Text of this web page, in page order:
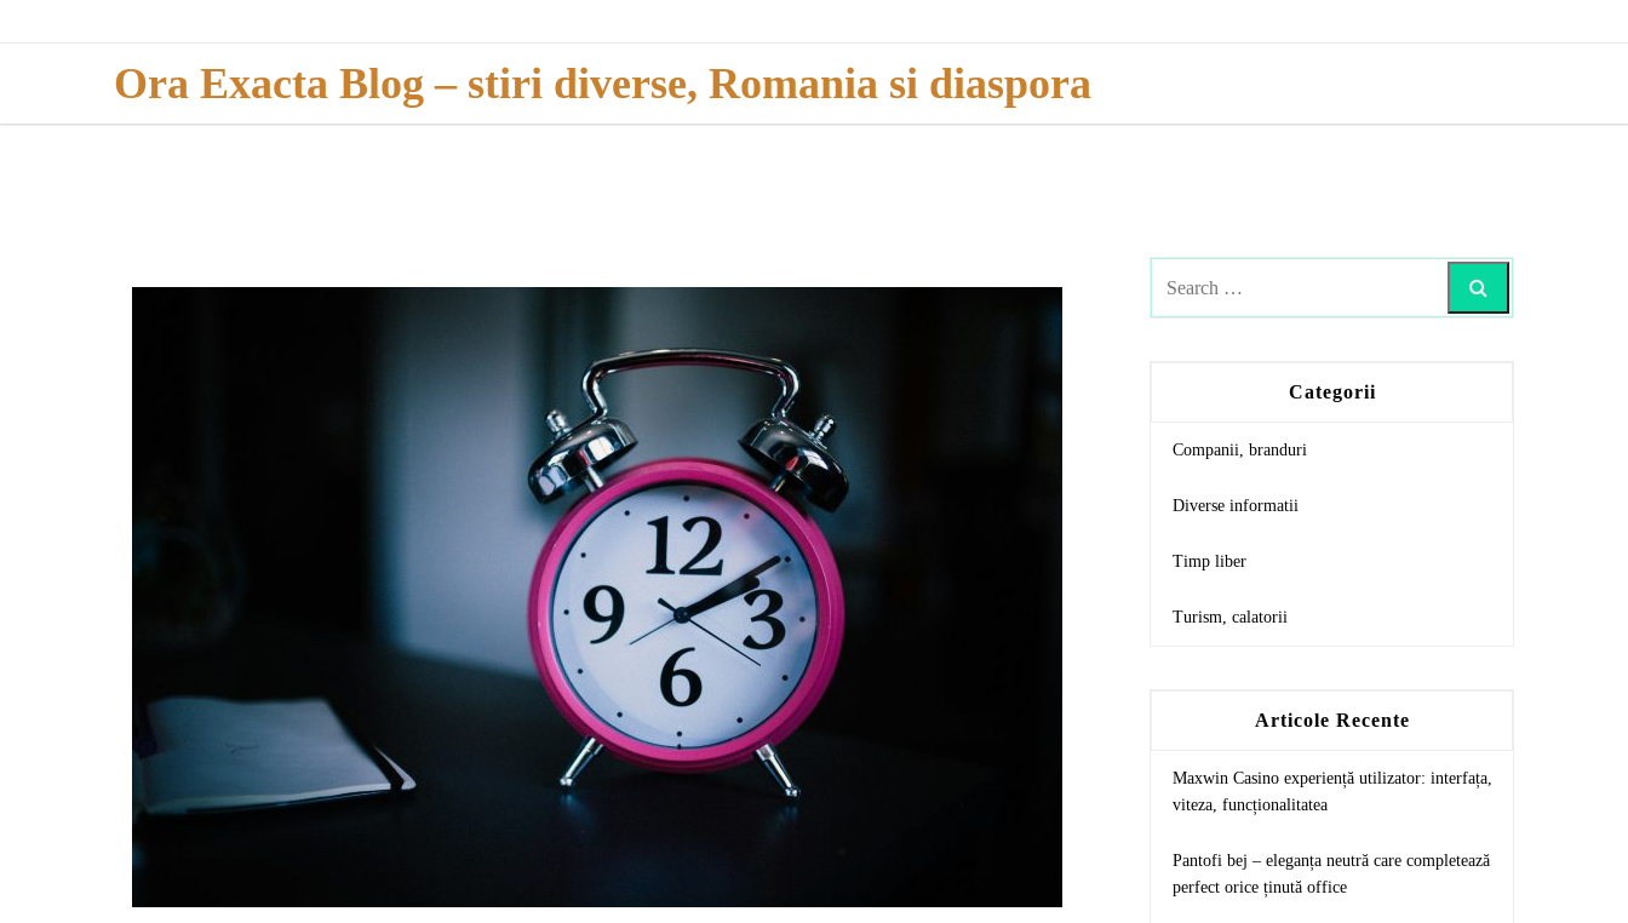
Ora Exacta Blog – stiri diverse, Romania si diaspora
Categorii
Companii, branduri
Diverse informatii
Timp liber
Turism, calatorii
Articole Recente
Maxwin Casino experiență utilizator: interfața,
viteza, funcționalitatea
Pantofi bej – eleganța neutră care completează
perfect orice ținută office